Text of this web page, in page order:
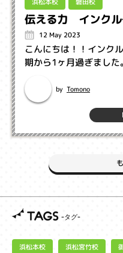
伝える力 インクル
12 May 2023
こんにちは！！インク
期から1ヶ月過ぎまし
by Tomono
TAGS
浜松本校 浜松宮竹校